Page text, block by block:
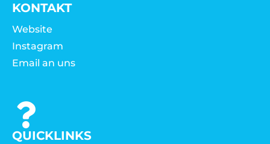
KONTAKT
Website
Instagram
Email an uns
QUICKLINKS